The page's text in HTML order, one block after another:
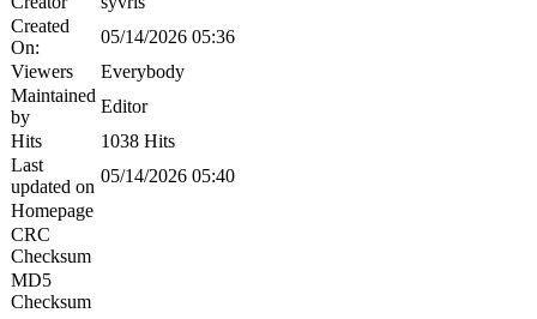
Created
On:
05/14/2026 05:36
Viewers
Everybody
Maintained
by
Editor
Hits
1038 Hits
Last
updated on
05/14/2026 05:40
Homepage
CRC
Checksum
MD5
Checksum